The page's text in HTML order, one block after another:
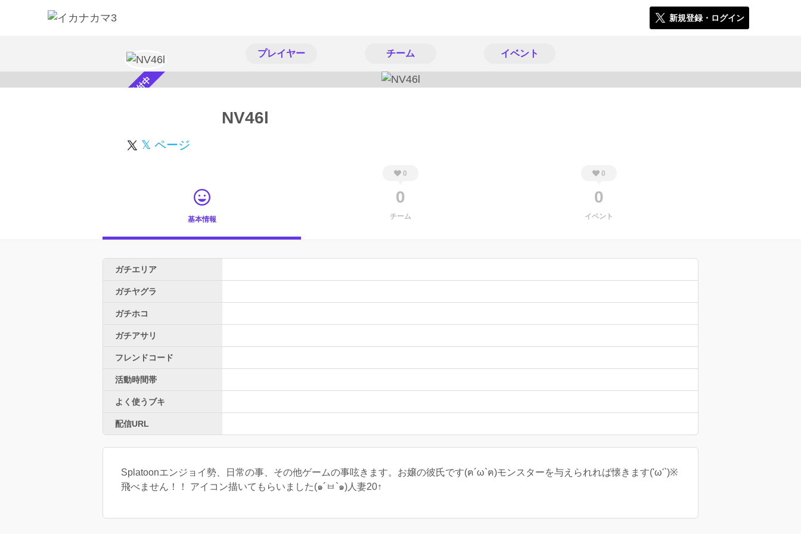
新規登録・ログイン
プレイヤー チーム イベント
スカウト受付中 NV46l
𝕏 ページ
基本情報
0
0
チーム
0
0
イベント
ガチエリア
ガチヤグラ
ガチホコ
ガチアサリ
フレンドコード
活動時間帯
よく使うブキ
配信URL
Splatoonエンジョイ勢、日常の事、その他ゲームの事呟きます。お嬢の彼氏です(ฅ´ω`ฅ)モンスターを与えられれば懐きます('ω'`)※
飛べません！！ アイコン描いてもらいました(๑´ㅂ`๑)人妻20↑